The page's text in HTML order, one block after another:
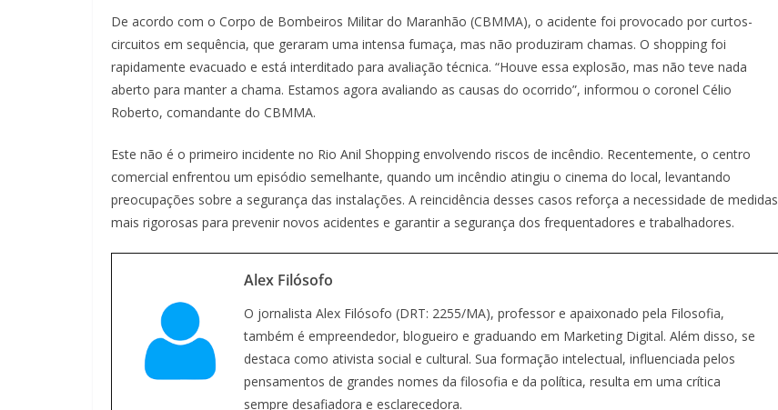
De acordo com o Corpo de Bombeiros Militar do Maranhão (CBMMA), o acidente foi provocado por curtos-
circuitos em sequência, que geraram uma intensa fumaça, mas não produziram chamas. O shopping foi
rapidamente evacuado e está interditado para avaliação técnica. “Houve essa explosão, mas não teve nada
aberto para manter a chama. Estamos agora avaliando as causas do ocorrido”, informou o coronel Célio
Roberto, comandante do CBMMA.
Este não é o primeiro incidente no Rio Anil Shopping envolvendo riscos de incêndio. Recentemente, o centro
comercial enfrentou um episódio semelhante, quando um incêndio atingiu o cinema do local, levantando
preocupações sobre a segurança das instalações. A reincidência desses casos reforça a necessidade de medidas
mais rigorosas para prevenir novos acidentes e garantir a segurança dos frequentadores e trabalhadores.
Alex Filósofo
O jornalista Alex Filósofo (DRT: 2255/MA), professor e apaixonado pela Filosofia,
também é empreendedor, blogueiro e graduando em Marketing Digital. Além disso, se
destaca como ativista social e cultural. Sua formação intelectual, influenciada pelos
pensamentos de grandes nomes da filosofia e da política, resulta em uma crítica
sempre desafiadora e esclarecedora.